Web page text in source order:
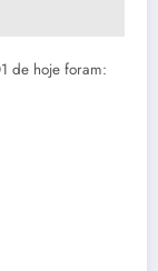
de hoje foram: